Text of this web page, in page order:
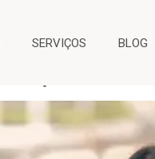
SERVIÇOS BLOG